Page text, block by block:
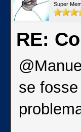
Super
RE:
se